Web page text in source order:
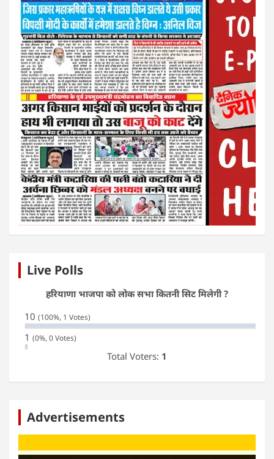
Live Polls
हरियाणा भाजपा को लोक सभा कितनी सिट मिलेगी ?
10 (100%, 1 Votes)
1 (0%, 0 Votes)
Total Voters: 1
Advertisements